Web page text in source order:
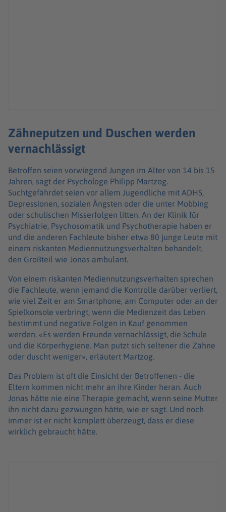
Zähneputzen und Duschen werden
vernachlässigt
Betroffen seien vorwiegend Jungen im Alter von 14 bis 15
Jahren, sagt der Psychologe Philipp Martzog.
Suchtgefährdet seien vor allem Jugendliche mit ADHS,
Depressionen, sozialen Ängsten oder die unter Mobbing
oder schulischen Misserfolgen litten. An der Klinik für
Psychiatrie, Psychosomatik und Psychotherapie haben er
und die anderen Fachleute bisher etwa 80 junge Leute mit
einem riskanten Mediennutzungsverhalten behandelt,
den Großteil wie Jonas ambulant.
Von einem riskanten Mediennutzungsverhalten sprechen
die Fachleute, wenn jemand die Kontrolle darüber verliert,
wie viel Zeit er am Smartphone, am Computer oder an der
Spielkonsole verbringt, wenn die Medienzeit das Leben
bestimmt und negative Folgen in Kauf genommen
werden. «Es werden Freunde vernachlässigt, die Schule
und die Körperhygiene. Man putzt sich seltener die Zähne
oder duscht weniger», erläutert Martzog.
Das Problem ist oft die Einsicht der Betroffenen - die
Eltern kommen nicht mehr an ihre Kinder heran. Auch
Jonas hätte nie eine Therapie gemacht, wenn seine Mutter
ihn nicht dazu gezwungen hätte, wie er sagt. Und noch
immer ist er nicht komplett überzeugt, dass er diese
wirklich gebraucht hätte.